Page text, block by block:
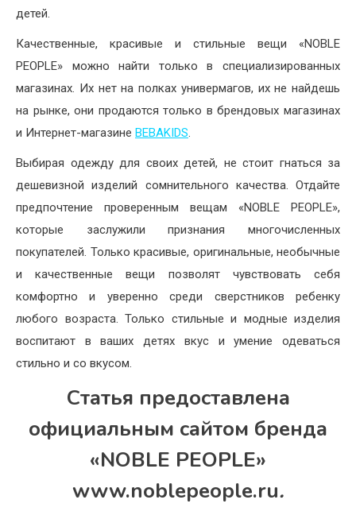
детей.
Качественные, красивые и стильные вещи «NOBLE
PEOPLE» можно найти только в специализированных
магазинах. Их нет на полках универмагов, их не найдешь
на рынке, они продаются только в брендовых магазинах
и Интернет-магазине BEBAKIDS.
Выбирая одежду для своих детей, не стоит гнаться за
дешевизной изделий сомнительного качества. Отдайте
предпочтение проверенным вещам «NOBLE PEOPLE»,
которые заслужили признания многочисленных
покупателей. Только красивые, оригинальные, необычные
и качественные вещи позволят чувствовать себя
комфортно и уверенно среди сверстников ребенку
любого возраста. Только стильные и модные изделия
воспитают в ваших детях вкус и умение одеваться
стильно и со вкусом.
Статья предоставлена
официальным сайтом бренда
«NOBLE PEOPLE»
www.noblepeople.ru.